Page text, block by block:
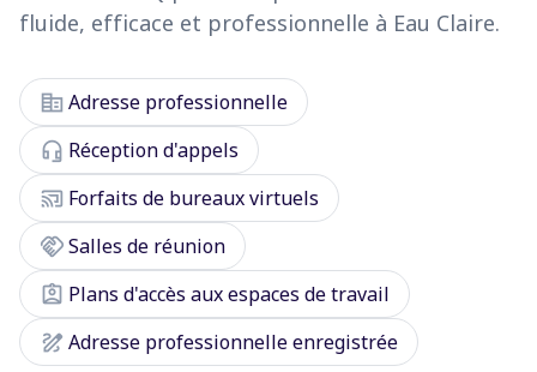
fluide, efficace et professionnelle à Eau Claire.
corporate_fareAdresse professionnelle
headset_mic Réception d'appels
cast_connected Forfaits de bureaux virtuels
handshakeSalles de réunion
assignment_ind Plans d'accès aux espaces de travail
draw Adresse professionnelle enregistrée